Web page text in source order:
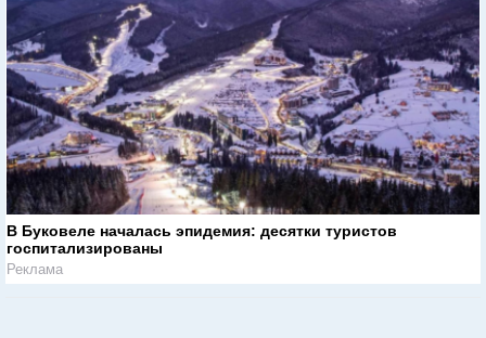
В Буковеле началась эпидемия: десятки туристов
госпитализированы
Реклама